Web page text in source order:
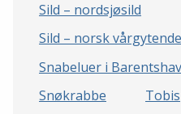
Sild – nordsjøsild
Sild – norsk vårgytende
Snabeluer i
Snøkrabbe
Tobis